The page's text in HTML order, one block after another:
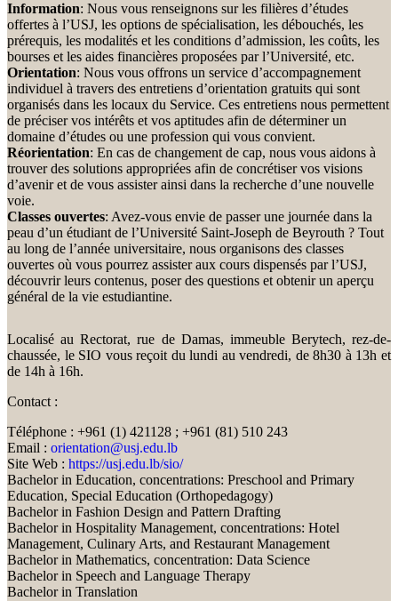
Information: Nous vous renseignons sur les filières d’études
offertes à l’USJ, les options de spécialisation, les débouchés, les
prérequis, les modalités et les conditions d’admission, les coûts, les
bourses et les aides financières proposées par l’Université, etc.
Orientation: Nous vous offrons un service d’accompagnement
individuel à travers des entretiens d’orientation gratuits qui sont
organisés dans les locaux du Service. Ces entretiens nous permettent
de préciser vos intérêts et vos aptitudes afin de déterminer un
domaine d’études ou une profession qui vous convient.
Réorientation: En cas de changement de cap, nous vous aidons à
trouver des solutions appropriées afin de concrétiser vos visions
d’avenir et de vous assister ainsi dans la recherche d’une nouvelle
voie.
Classes ouvertes: Avez-vous envie de passer une journée dans la
peau d’un étudiant de l’Université Saint-Joseph de Beyrouth ? Tout
au long de l’année universitaire, nous organisons des classes
ouvertes où vous pourrez assister aux cours dispensés par l’USJ,
découvrir leurs contenus, poser des questions et obtenir un aperçu
général de la vie estudiantine.
Localisé au Rectorat, rue de Damas, immeuble Berytech, rez-de-
chaussée, le SIO vous reçoit du lundi au vendredi, de 8h30 à 13h et
de 14h à 16h.
Contact :
Téléphone : +961 (1) 421128 ; +961 (81) 510 243
Email : orientation@usj.edu.lb
Site Web : https://usj.edu.lb/sio/
Bachelor in Education, concentrations: Preschool and Primary
Education, Special Education (Orthopedagogy)
Bachelor in Fashion Design and Pattern Drafting
Bachelor in Hospitality Management, concentrations: Hotel
Management, Culinary Arts, and Restaurant Management
Bachelor in Mathematics, concentration: Data Science
Bachelor in Speech and Language Therapy
Bachelor in Translation